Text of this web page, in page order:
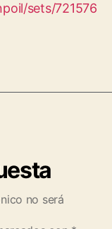
sets/721576
no será